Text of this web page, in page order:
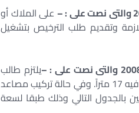
على الملاك أو
وتقديم طلب الترخيص بتشغيل
يلتزم طالب
الترخيص بتركيب العدد اللازم من المصاعد في المبني الذي يجاوز ارتفاع أرضية أعلى طابق فيه 17 متراً. وفي حالة تركيب مصاعد
بالجدول التالي وذلك طبقا لسعة